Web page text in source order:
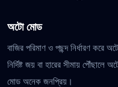
অটো মোড
বাজির পরিমাণ ও পছন্দ নির্ধারণ করে
নির্দিষ্ট জয় বা হারের সীমায়
মোড অনেক জনপ্রিয়।